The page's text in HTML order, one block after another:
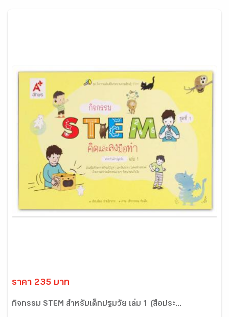
ราคา 235 บาท
กิจกรรม STEM สำหรับเด็กปฐมวัย เล่ม 1 (สื่อประ...